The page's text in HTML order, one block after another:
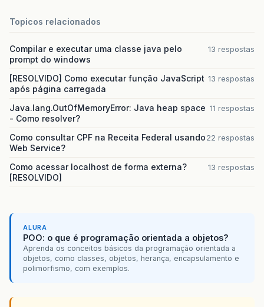
Topicos relacionados
Compilar e executar uma classe java pelo
prompt do windows
13 respostas
[RESOLVIDO] Como executar função JavaScript
após página carregada
13 respostas
Java.lang.OutOfMemoryError: Java heap space
- Como resolver?
11 respostas
Como consultar CPF na Receita Federal usando
Web Service?
22 respostas
Como acessar localhost de forma externa?
[RESOLVIDO]
13 respostas
ALURA
POO: o que é programação orientada a objetos?
Aprenda os conceitos básicos da programação orientada a
objetos, como classes, objetos, herança, encapsulamento e
polimorfismo, com exemplos.